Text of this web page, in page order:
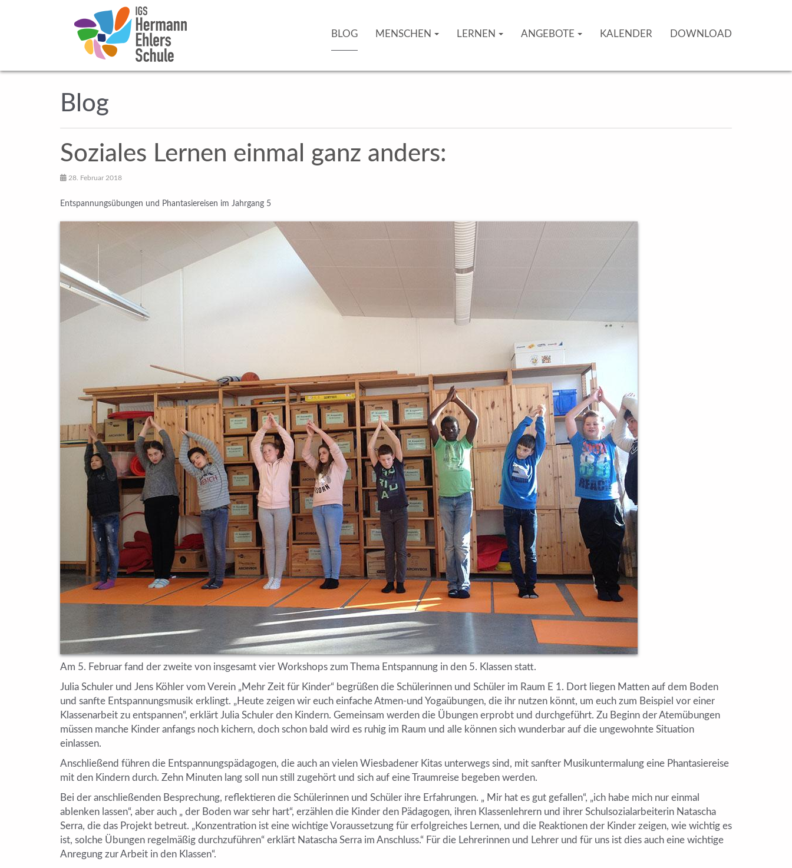
BLOG MENSCHEN LERNEN ANGEBOTE KALENDER DOWNLOAD
Blog
Soziales Lernen einmal ganz anders:
28. Februar 2018
Entspannungsübungen und Phantasiereisen im Jahrgang 5
Am 5. Februar fand der zweite von insgesamt vier Workshops zum Thema Entspannung in den 5. Klassen statt.
Julia Schuler und Jens Köhler vom Verein „Mehr Zeit für Kinder“ begrüßen die Schülerinnen und Schüler im Raum E 1. Dort liegen Matten auf dem Boden
und sanfte Entspannungsmusik erklingt. „Heute zeigen wir euch einfache Atmen-und Yogaübungen, die ihr nutzen könnt, um euch zum Beispiel vor einer
Klassenarbeit zu entspannen“, erklärt Julia Schuler den Kindern. Gemeinsam werden die Übungen erprobt und durchgeführt. Zu Beginn der Atemübungen
müssen manche Kinder anfangs noch kichern, doch schon bald wird es ruhig im Raum und alle können sich wunderbar auf die ungewohnte Situation
einlassen.
Anschließend führen die Entspannungspädagogen, die auch an vielen Wiesbadener Kitas unterwegs sind, mit sanfter Musikuntermalung eine Phantasiereise
mit den Kindern durch. Zehn Minuten lang soll nun still zugehört und sich auf eine Traumreise begeben werden.
Bei der anschließenden Besprechung, reflektieren die Schülerinnen und Schüler ihre Erfahrungen. „ Mir hat es gut gefallen“, „ich habe mich nur einmal
ablenken lassen“, aber auch „ der Boden war sehr hart“, erzählen die Kinder den Pädagogen, ihren Klassenlehrern und ihrer Schulsozialarbeiterin Natascha
Serra, die das Projekt betreut. „Konzentration ist eine wichtige Voraussetzung für erfolgreiches Lernen, und die Reaktionen der Kinder zeigen, wie wichtig es
ist, solche Übungen regelmäßig durchzuführen“ erklärt Natascha Serra im Anschluss.“ Für die Lehrerinnen und Lehrer und für uns ist dies auch eine wichtige
Anregung zur Arbeit in den Klassen“.